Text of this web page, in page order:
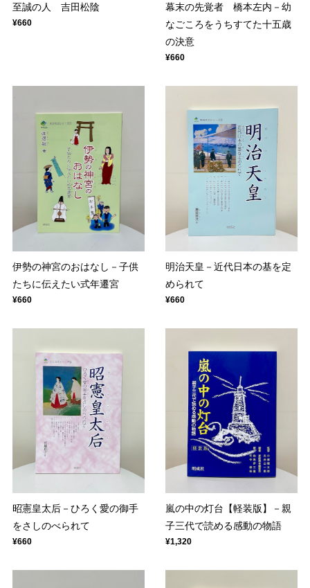
至誠の人 吉田松陰
¥660
幕末の先覚者 橋本左内－幼
なごころをうちすてた十五歳
の決意
¥660
伊勢の神宮のおはなし－子供
たちに伝えたい式年遷宮
¥660
明治天皇－近代日本の基を定
められて
¥660
昭憲皇太后－ひろく愛の御手
をさしのべられて
¥660
嵐の中の灯台【軽装版】－親
子三代で読める感動の物語
¥1,320